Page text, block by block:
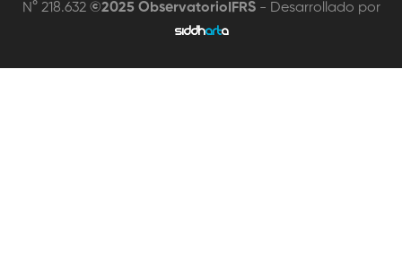
N° 218.632 ©2025 ObservatorioIFRS- Desarrollado por